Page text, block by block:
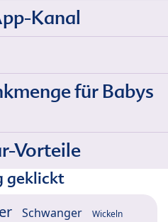
Kanal
für Babys
Vorteile
geklickt
Schwanger Wickeln